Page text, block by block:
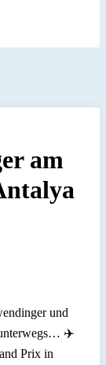
am
und
✈️
Prix in